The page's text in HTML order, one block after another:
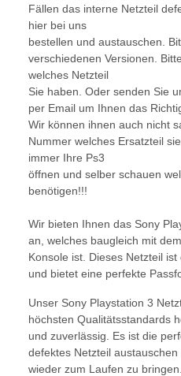
Fällen das interne Netzteil
hier bei uns
bestellen und austauschen.
verschiedenen Versionen.
welches Netzteil
Sie haben. Oder senden Sie
per Email um Ihnen das
Wir können ihnen auch nicht
Nummer welches Ersatzteil
immer Ihre Ps3
öffnen und selber schauen
benötigen!!!
Wir bieten Ihnen das Sony
an, welches baugleich mit
Konsole ist. Dieses Netzteil
und bietet eine perfekte
Unser Sony Playstation 3
höchsten Qualitätsstandards
und zuverlässig. Es ist die
defektes Netzteil
wieder zum Laufen zu bringen.